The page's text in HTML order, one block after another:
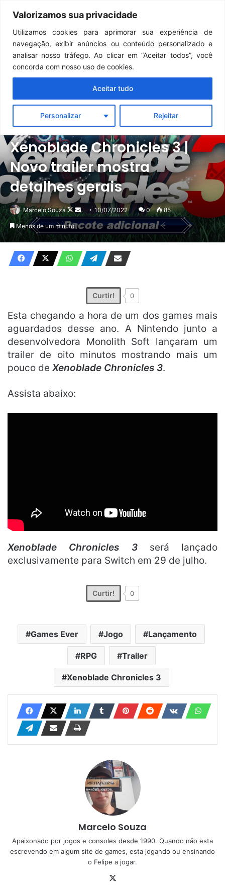
Valorizamos sua privacidade
Utilizamos cookies para aprimorar sua experiência de
navegação, exibir anúncios ou conteúdo personalizado e
analisar nosso tráfego. Ao clicar em “Aceitar todos”, você
concorda com nosso uso de cookies.
Personalizar Rejeitar
Aceitar tudo
Menu
Notícias Switch
Xenoblade Chronicles 3 |
Novo trailer mostra
detalhes gerais
Marcelo Souza
Follow
on
X
Mande
um
e-
10/07/2022 0 85
Menos de um minuto
Curtir! 0
Esta chegando a hora de um dos games mais
aguardados desse ano. A Nintendo junto a
desenvolvedora Monolith Soft lançaram um
trailer de oito minutos mostrando mais um
pouco de Xenoblade Chronicles 3.
Assista abaixo:
Xenoblade Chronicles 3será lançado
exclusivamente para Switch em 29 de julho.
Curtir! 0
Games Ever Jogo Lançamento
RPG Trailer
Xenoblade Chronicles 3
Marcelo Souza
Apaixonado por jogos e consoles desde 1990. Quando não esta
escrevendo em algum site de games, esta jogando ou ensinando
o Felipe a jogar.